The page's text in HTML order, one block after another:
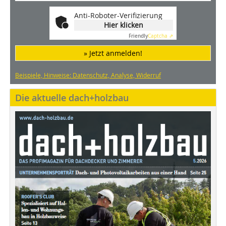
Anti-Roboter-Verifizierung
Hier klicken
FriendlyCaptcha ⇗
» Jetzt anmelden!
Beispiele, Hinweise: Datenschutz, Analyse, Widerruf
Die aktuelle dach+holzbau